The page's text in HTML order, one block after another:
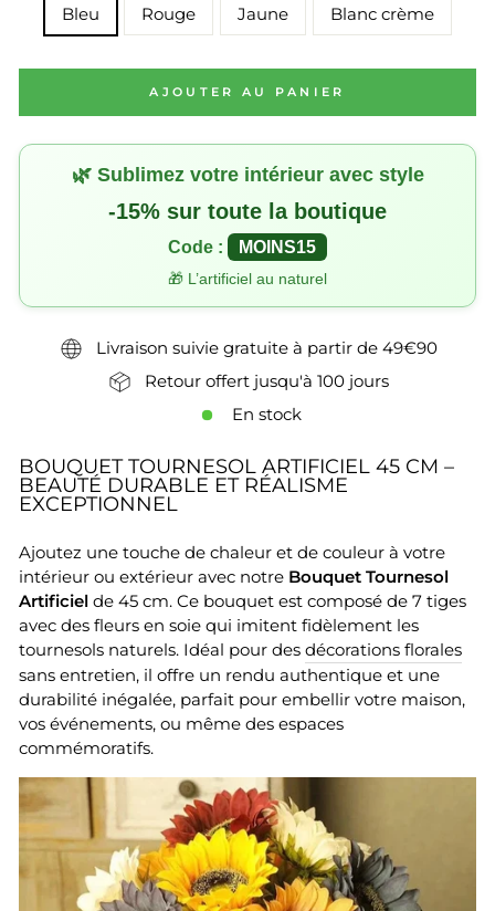
Bleu Rouge Jaune Blanc crème
AJOUTER AU PANIER
🌿 Sublimez votre intérieur avec style
-15% sur toute la boutique
Code : MOINS15
🎁 L’artificiel au naturel
Livraison suivie gratuite à partir de 49€90
Retour offert jusqu'à 100 jours
En stock
BOUQUET TOURNESOL ARTIFICIEL 45 CM –
BEAUTÉ DURABLE ET RÉALISME
EXCEPTIONNEL
Ajoutez une touche de chaleur et de couleur à votre
intérieur ou extérieur avec notre Bouquet Tournesol
Artificiel de 45 cm. Ce bouquet est composé de 7 tiges
avec des fleurs en soie qui imitent fidèlement les
tournesols naturels. Idéal pour des décorations florales
sans entretien, il offre un rendu authentique et une
durabilité inégalée, parfait pour embellir votre maison,
vos événements, ou même des espaces
commémoratifs.